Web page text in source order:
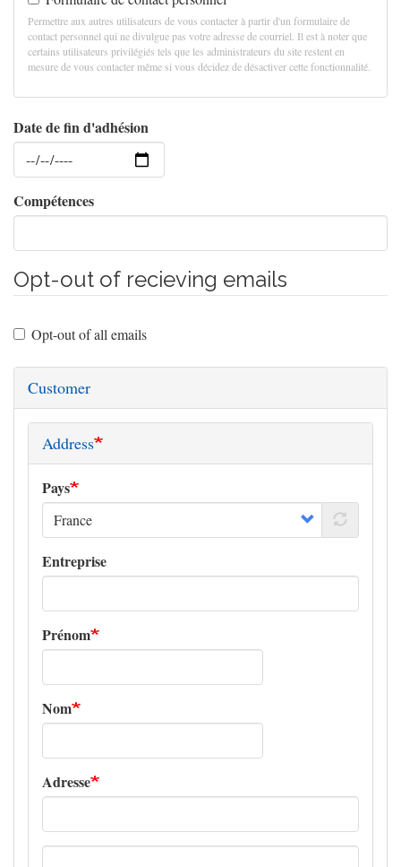
Permettre aux autres utilisateurs de vous contacter à partir d'un formulaire de
contact personnel qui ne divulgue pas votre adresse de courriel. Il est à noter que
certains utilisateurs privilégiés tels que les administrateurs du site restent en
mesure de vous contacter même si vous décidez de désactiver cette fonctionnalité.
Date de fin d'adhésion
Date
Compétences
Opt-out of recieving emails
Opt-out of all emails
Customer
Address
Pays
Entreprise
Prénom
Nom
Adresse
Adresse